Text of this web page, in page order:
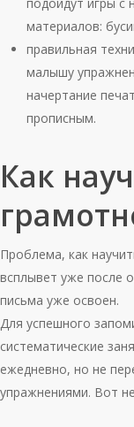
материалов:
правильная
малышу
начертание
прописным.
Как
Проблема, как
всплывет уже после
письма уже освоен.
Для успешного
систематические
ежедневно, но не
упражнениями. Вот